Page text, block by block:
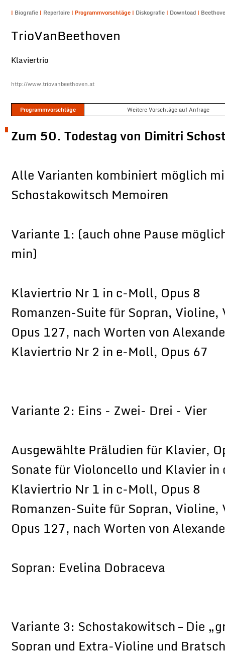
| Biografie | Repertoire | Programmvorschläge | Diskografie | Download |
TrioVanBeethoven
Klaviertrio
http://www.triovanbeethoven.at
Programmvorschläge Weitere Vorschläge auf Anfrage
Zum 50. Todestag von Dimitri
Alle Varianten kombiniert möglich
Schostakowitsch Memoiren
Variante 1: (auch ohne Pause
min)
Klaviertrio Nr 1 in c-Moll, Opus 8
Romanzen-Suite für Sopran,
Opus 127, nach Worten von
Klaviertrio Nr 2 in e-Moll, Opus 67
Variante 2: Eins - Zwei- Drei - Vier
Ausgewählte Präludien für Klavier,
Sonate für Violoncello und Klavier
Klaviertrio Nr 1 in c-Moll, Opus 8
Romanzen-Suite für Sopran,
Opus 127, nach Worten von
Sopran: Evelina Dobraceva
Variante 3: Schostakowitsch – Die
Sopran und Extra-Violine und